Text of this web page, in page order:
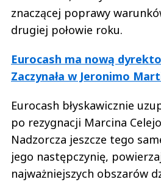
znaczącej poprawy
drugiej połowie roku.
Eurocash ma nową
Zaczynała w Jeronimo
Eurocash błyskawicznie
po rezygnacji Marcina
Nadzorcza jeszcze tego
jego następczynię,
najważniejszych obszarów